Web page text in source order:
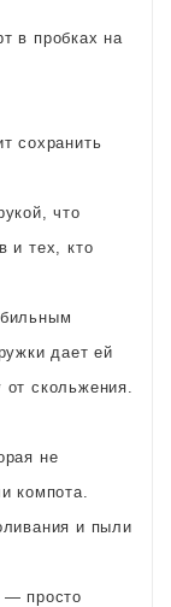
в пробках на
сохранить
что
и тех, кто
дает ей
скольжения.
не
компота.
и пыли
— просто